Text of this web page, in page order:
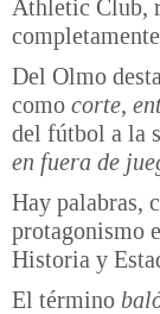
Athletic Club,
Del Olmo
como corte,
del fútbol a la
en fuera de
Hay palabras,
protagonismo
Historia y
El término